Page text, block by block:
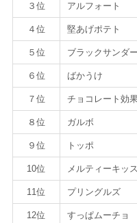
３位 アルフォート
４位 堅あげポテト
５位 ブラックサンダー
６位 ばかうけ
７位 チョコレート効
８位 ガルボ
９位 トッポ
10位 メルティーキッス
11位 プリングルズ
12位 すっぱムーチョ